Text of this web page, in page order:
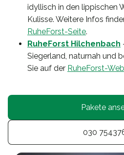
idyllisch in den lippischen
Kulisse. Weitere Infos
RuheForst-Seite.
RuheForst Hilchenbach
Siegerland, naturnah und
Sie auf der RuheForst-
Pakete
030